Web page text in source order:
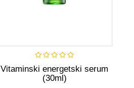
Vitaminski energetski serum
(30ml)